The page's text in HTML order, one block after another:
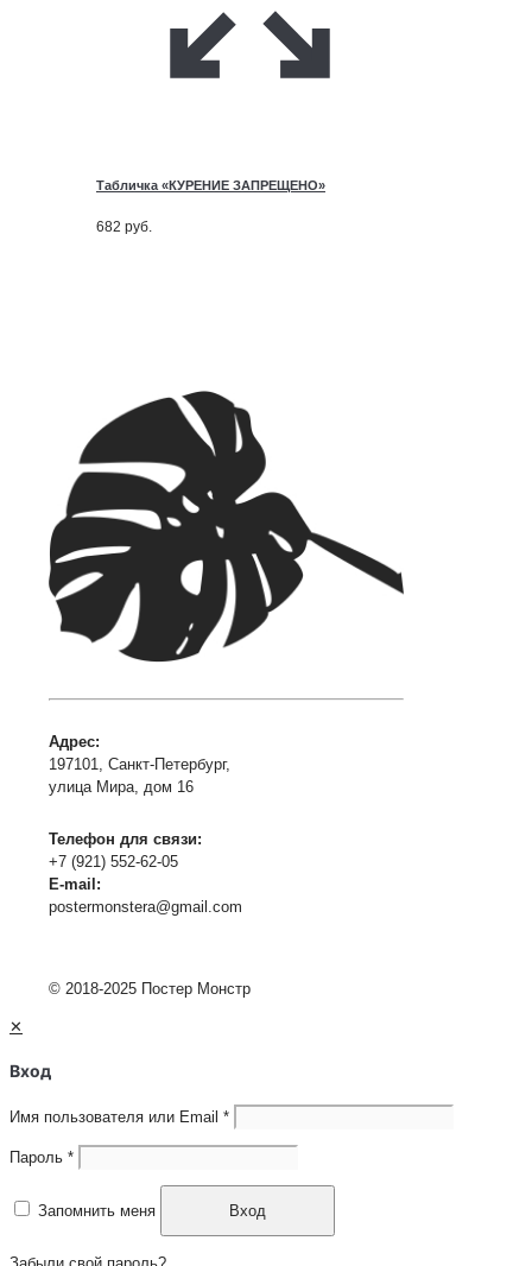
Табличка «КУРЕНИЕ ЗАПРЕЩЕНО»
682 руб.
Адрес:
197101, Санкт-Петербург,
улица Мира, дом 16
Телефон для связи:
+7 (921) 552-62-05
E-mail:
postermonstera@gmail.com
© 2018-2025 Постер Монстр
✕
Вход
Имя пользователя или Email *
Пароль *
Запомнить меня Вход